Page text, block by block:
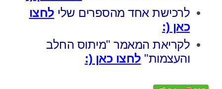
לרכישת אחד מהספרים שלי לחצו
כאן (:
לקריאת המאמר "מיתוס החלב
והעצמות" לחצו כאן (: